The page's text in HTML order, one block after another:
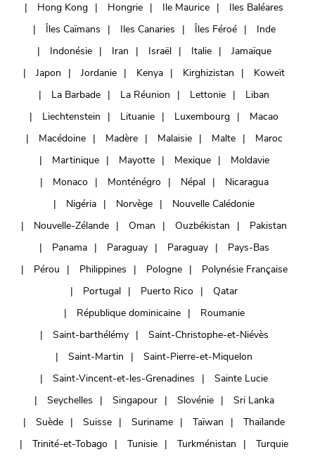
Hong Kong
Hongrie Ile Maurice
Iles Baléares
Îles Caïmans
Iles Canaries Îles Féroé
Inde
Indonésie
Iran Israël Italie
Jamaïque
Japon
Jordanie Kenya Kirghizistan
Koweït
La Barbade
La Réunion Lettonie
Liban
Liechtenstein
Lituanie Luxembourg
Macao
Macédoine
Madère Malaisie Malte
Maroc
Martinique
Mayotte Mexique
Moldavie
Monaco
Monténégro Népal
Nicaragua
Nigéria
Norvège
Nouvelle Calédonie
Nouvelle-Zélande
Oman Ouzbékistan
Pakistan
Panama
Paraguay Paraguay
Pays-Bas
Pérou
Philippines Pologne
Polynésie Française
Portugal
Puerto Rico
Qatar
République dominicaine
Roumanie
Saint-barthélémy
Saint-Christophe-et-Niévès
Saint-Martin
Saint-Pierre-et-Miquelon
Saint-Vincent-et-les-Grenadines
Sainte Lucie
Seychelles
Singapour Slovénie
Sri Lanka
Suède
Suisse Suriname Taïwan
Thaïlande
Trinité-et-Tobago
Tunisie Turkménistan Turquie